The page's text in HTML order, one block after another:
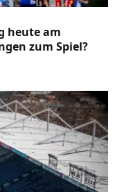
heute am
zum Spiel?